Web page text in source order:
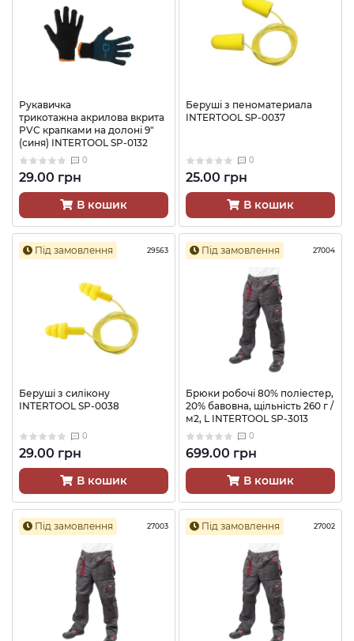
Рукавичка
трикотажна акрилова вкрита
PVC крапками на долоні 9"
(синя) INTERTOOL SP-0132
0
29.00 грн
В кошик
Беруші з пеноматериала
INTERTOOL SP-0037
0
25.00 грн
В кошик
Під замовлення 29563
Беруші з силікону
INTERTOOL SP-0038
0
29.00 грн
В кошик
Під замовлення 27004
Брюки робочі 80% поліестер,
20% бавовна, щільність 260 г /
м2, L INTERTOOL SP-3013
0
699.00 грн
В кошик
Під замовлення 27003 Під замовлення 27002